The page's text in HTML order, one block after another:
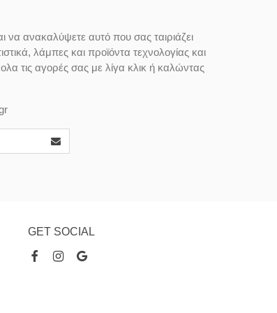
να ανακαλύψετε αυτό που σας ταιριάζει
λάμπες και προϊόντα τεχνολογίας και
τις αγορές σας με λίγα κλικ ή καλώντας
GET SOCIAL